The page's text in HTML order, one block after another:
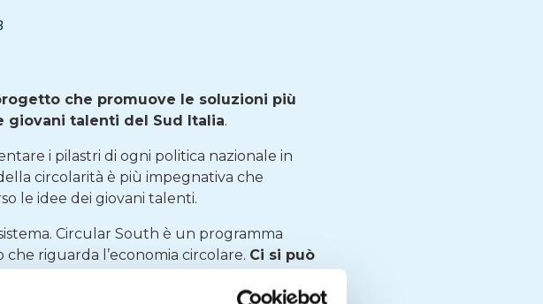
che promuove le soluzioni più
giovani talenti del Sud Italia.
i pilastri di ogni politica nazionale in
circolarità è più impegnativa che
le idee dei giovani talenti.
Circular South è un programma
riguarda l’economia circolare. Ci si può
più importanti del settore, anche a